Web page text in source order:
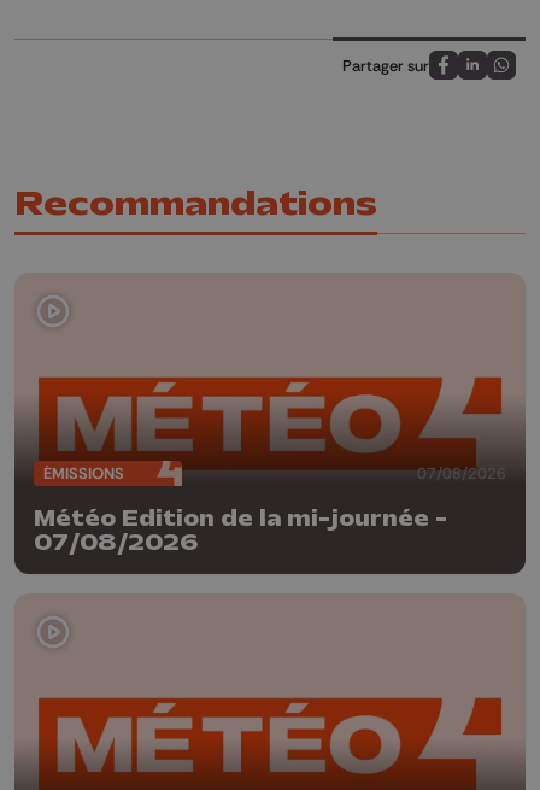
Partager sur
Partagez sur
Partagez
Recommandations
ÉMISSIONS 07/08/2026
Météo Edition de la mi-journée -
07/08/2026